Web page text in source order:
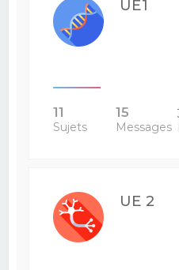
UE1
11
Sujets
15
Messages
UE 2